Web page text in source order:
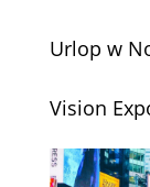
Urlop w
Vision